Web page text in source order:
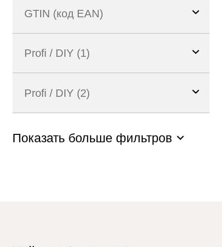
Показать больше фильтров